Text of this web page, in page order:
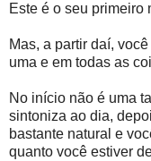
Este é o seu primeiro
Mas, a partir daí,
uma e em todas as
No início não é uma
sintoniza ao dia,
bastante natural e
quanto você estiver